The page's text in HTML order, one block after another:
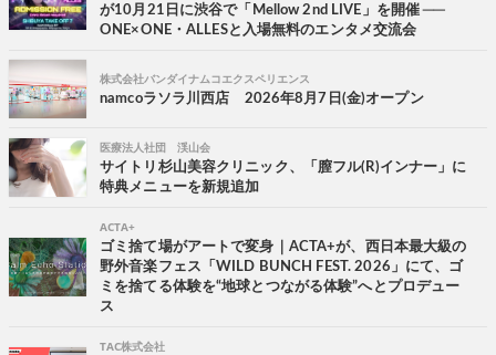
が10月21日に渋谷で「Mellow 2nd LIVE」を開催 ──
ONE×ONE・ALLESと入場無料のエンタメ交流会
株式会社バンダイナムコエクスペリエンス
namcoラソラ川西店 2026年8月7日(金)オープン
医療法人社団 渓山会
サイトリ杉山美容クリニック、「膣フル(R)インナー」に
特典メニューを新規追加
ACTA+
ゴミ捨て場がアートで変身｜ACTA+が、西日本最大級の
野外音楽フェス「WILD BUNCH FEST. 2026」にて、ゴ
ミを捨てる体験を“地球とつながる体験”へとプロデュー
ス
TAC株式会社